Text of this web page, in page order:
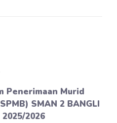
Penerimaan Murid
SMAN 2 BANGLI
2026